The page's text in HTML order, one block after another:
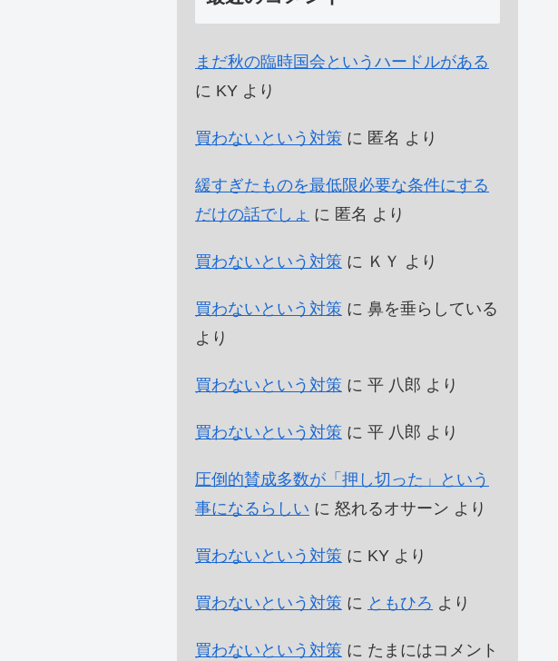
まだ秋の臨時国会というハードルがある
に KY より
買わないという対策 に 匿名 より
緩すぎたものを最低限必要な条件にする
だけの話でしょ に 匿名 より
買わないという対策 に ＫＹ より
買わないという対策 に 鼻を垂らしている
より
買わないという対策 に 平 八郎 より
買わないという対策 に 平 八郎 より
圧倒的賛成多数が「押し切った」という
事になるらしい に 怒れるオサーン より
買わないという対策 に KY より
買わないという対策 に ともひろ より
買わないという対策 に たまにはコメント